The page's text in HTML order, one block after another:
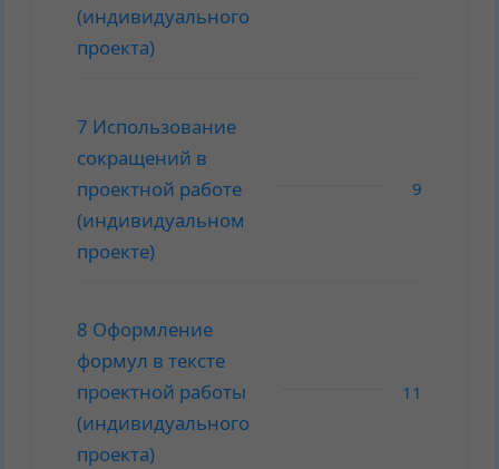
(индивидуального
проекта)
7 Использование
сокращений в
проектной работе
(индивидуальном
проекте)
9
8 Оформление
формул в тексте
проектной работы
(индивидуального
проекта)
11